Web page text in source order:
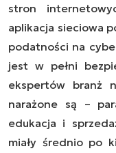
stron
aplikacja sieciowa
podatności na
jest w pełni
ekspertów branż
narażone są –
edukacja i
miały średnio po